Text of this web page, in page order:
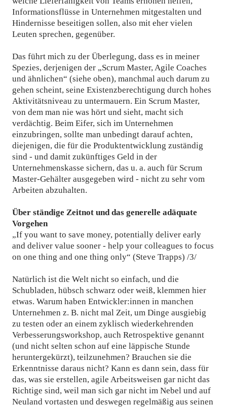
Informationsflüsse in Unternehmen mitgestalten und
Hindernisse beseitigen sollen, also mit eher vielen
Leuten sprechen, gegenüber.
Das führt mich zu der Überlegung, dass es in meiner
Spezies, derjenigen der „Scrum Master, Agile Coaches
und ähnlichen“ (siehe oben), manchmal auch darum zu
gehen scheint, seine Existenzberechtigung durch hohes
Aktivitätsniveau zu untermauern. Ein Scrum Master,
von dem man nie was hört und sieht, macht sich
verdächtig. Beim Eifer, sich im Unternehmen
einzubringen, sollte man unbedingt darauf achten,
diejenigen, die für die Produktentwicklung zuständig
sind - und damit zukünftiges Geld in der
Unternehmenskasse sichern, das u. a. auch für Scrum
Master-Gehälter ausgegeben wird - nicht zu sehr vom
Arbeiten abzuhalten.
Über ständige Zeitnot und das generelle adäquate
Vorgehen
„If you want to save money, potentially deliver early
and deliver value sooner - help your colleagues to focus
on one thing and one thing only“ (Steve Trapps) /3/
Natürlich ist die Welt nicht so einfach, und die
Schubladen, hübsch schwarz oder weiß, klemmen hier
etwas. Warum haben Entwickler:innen in manchen
Unternehmen z. B. nicht mal Zeit, um Dinge ausgiebig
zu testen oder an einem zyklisch wiederkehrenden
Verbesserungsworkshop, auch Retrospektive genannt
(und nicht selten schon auf eine läppische Stunde
heruntergekürzt), teilzunehmen? Brauchen sie die
Erkenntnisse daraus nicht? Kann es dann sein, dass für
das, was sie erstellen, agile Arbeitsweisen gar nicht das
Richtige sind, weil man sich gar nicht im Nebel und auf
Neuland vortasten und deswegen regelmäßig aus seinen